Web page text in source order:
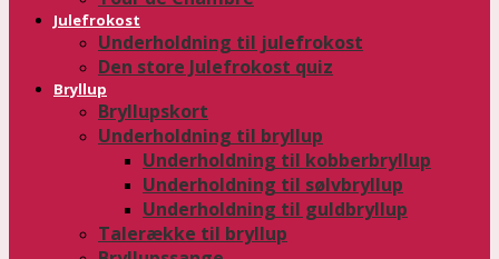
Julefrokost
Underholdning til julefrokost
Den store Julefrokost quiz
Bryllup
Bryllupskort
Underholdning til bryllup
Underholdning til kobberbryllup
Underholdning til sølvbryllup
Underholdning til guldbryllup
Talerække til bryllup